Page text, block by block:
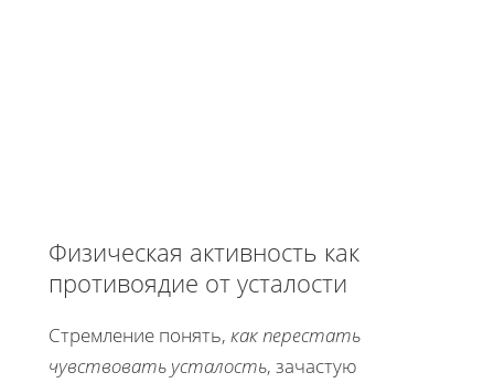
Физическая активность как
противоядие от усталости
Стремление понять, как перестать
чувствовать усталость, зачастую